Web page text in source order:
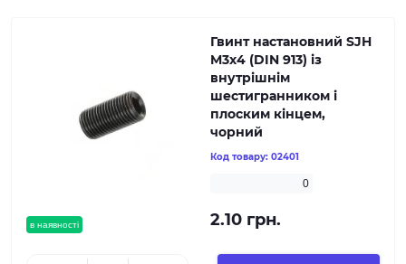
в наявності
Гвинт настановний SJH
M3х4 (DIN 913) із
внутрішнім
шестигранником і
плоским кінцем,
чорний
Код товару: 02401
0
2.10 грн.